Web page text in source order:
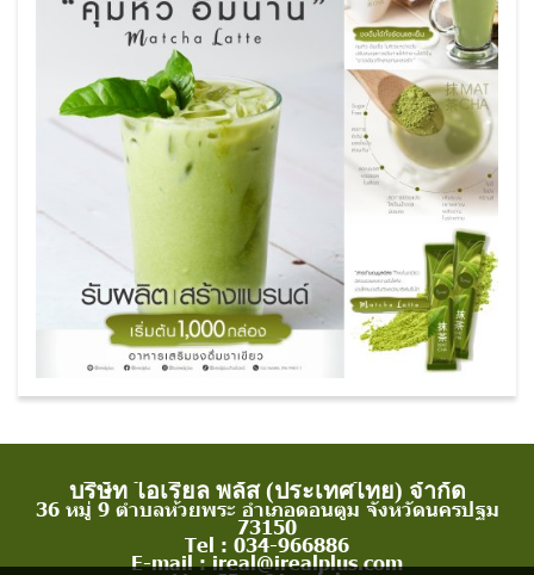
บริษัท ไอเรียล พลัส (ประเทศไทย) จำกัด
36 หมู่ 9 ตำบลห้วยพระ อำเภอดอนตูม จังหวัดนครปฐม
73150
Tel : 034-966886
E-mail : ireal@irealplus.com